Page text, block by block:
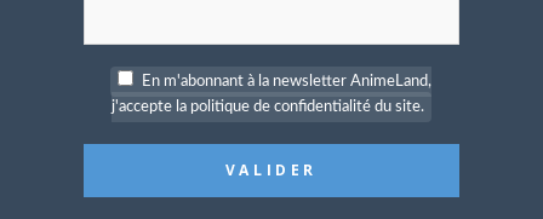
Très belle couv' pour ce numéro 203,
bon dossier rétro parfois, ça…
SurAnimeland n°203
En m'abonnant à la newsletter AnimeLand,
j'accepte la politique de confidentialité du site.